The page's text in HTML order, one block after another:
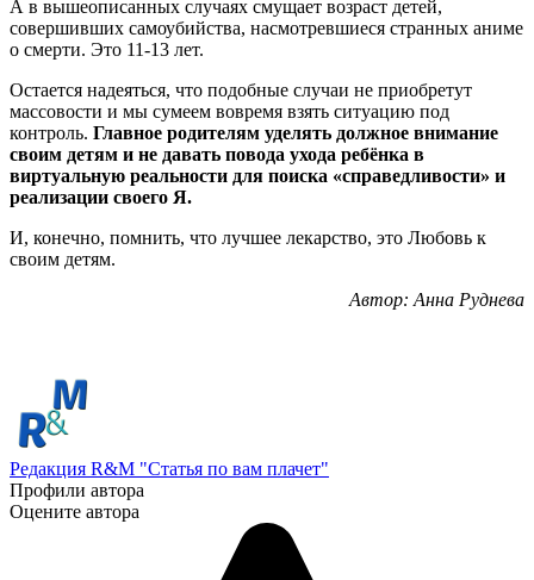
А в вышеописанных случаях смущает возраст детей,
совершивших самоубийства, насмотревшиеся странных аниме
о смерти. Это 11-13 лет.
Остается надеяться, что подобные случаи не приобретут
массовости и мы сумеем вовремя взять ситуацию под
контроль. Главное родителям уделять должное внимание
своим детям и не давать повода ухода ребёнка в
виртуальную реальности для поиска «справедливости» и
реализации своего Я.
И, конечно, помнить, что лучшее лекарство, это Любовь к
своим детям.
Автор: Анна Руднева
Редакция R&M "Статья по вам плачет"
Профили автора
Оцените автора